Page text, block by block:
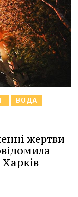
ВОДА
жертви